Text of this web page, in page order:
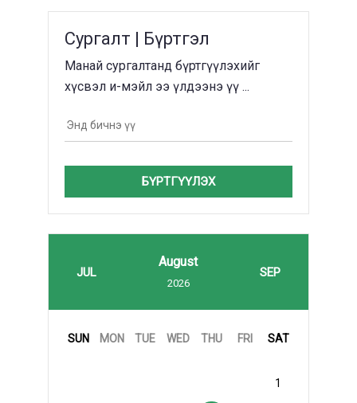
Сургалт | Бүртгэл
Манай сургалтанд бүртгүүлэхийг
хүсвэл и-мэйл ээ үлдээнэ үү ...
БҮРТГҮҮЛЭХ
JUL
August
2026
SEP
SUN MON TUE WED THU FRI SAT
1